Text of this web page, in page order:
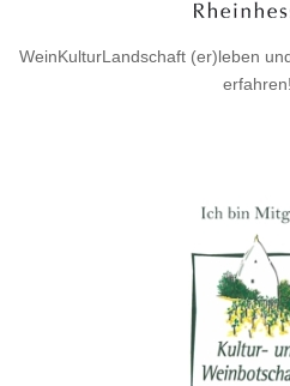
WeinKulturLandschaft (er)leben
erfahren!